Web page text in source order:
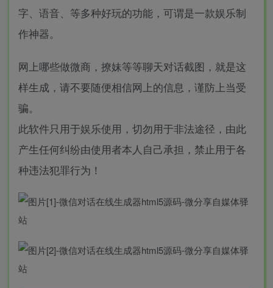
字、语音、等多种好玩的功能，可谓是一款娱乐制
作神器。
网上哪些做微商，撩妹等等聊天对话截图，就是这
样生成，请不要随便相信网上的信息，谨防上当受
骗。
此软件只用于娱乐使用，切勿用于非法途径，由此
产生任何纠纷由使用者本人自己承担，禁止用于各
种违法犯罪行为！